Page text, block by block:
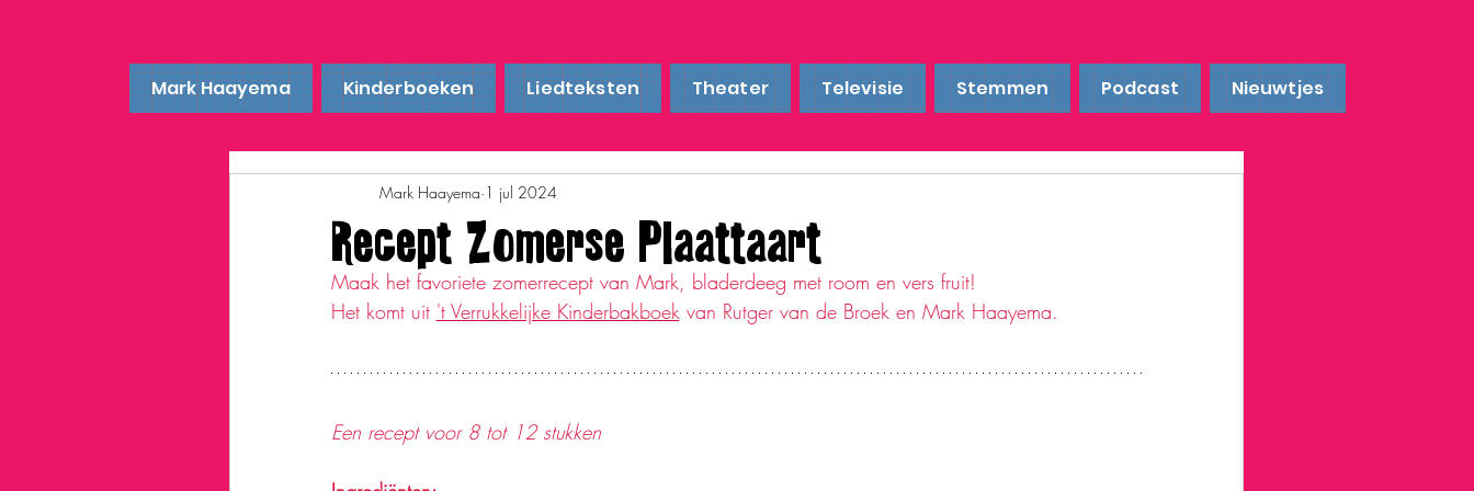
Mark Haayema Kinderboeken Liedteksten Theater Televisie Stemmen Podcast Nieuwtjes
Recept Zomerse Plaattaart
Mark Haayema 1 jul 2024
Maak het favoriete zomerrecept van Mark, bladerdeeg met room en vers fruit!
Het komt uit 't Verrukkelijke Kinderbakboek van Rutger van de Broek en Mark Haayema.
Een recept voor 8 tot 12 stukken